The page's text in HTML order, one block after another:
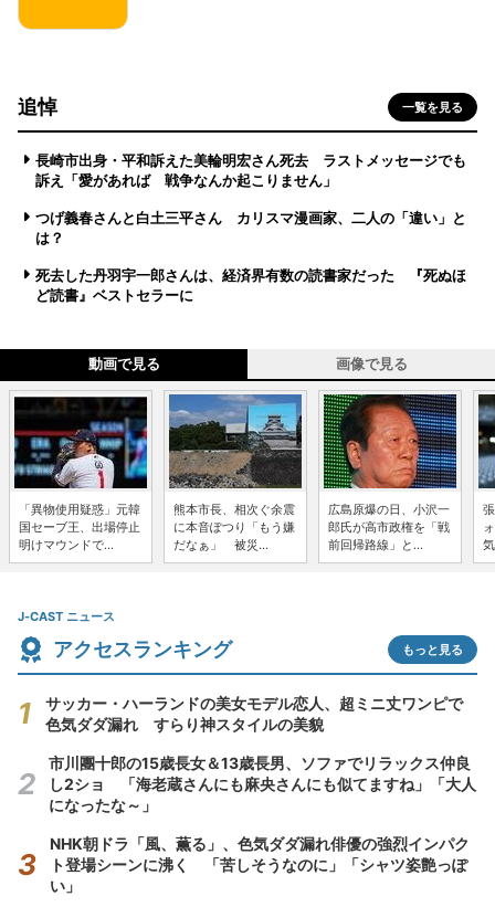
追悼 一覧を見る
長崎市出身・平和訴えた美輪明宏さん死去 ラストメッセージでも
訴え「愛があれば 戦争なんか起こりません」
つげ義春さんと白土三平さん カリスマ漫画家、二人の「違い」と
は？
死去した丹羽宇一郎さんは、経済界有数の読書家だった 『死ぬほ
ど読書』ベストセラーに
動画で見る 画像で見る
「異物使用疑惑」元韓
国セーブ王、出場停止
明けマウンドで...
熊本市長、相次ぐ余震
に本音ぽつり「もう嫌
だなぁ」 被災...
広島原爆の日、小沢一
郎氏が高市政権を「戦
前回帰路線」と...
J-CAST ニュース
アクセスランキング もっと見る
サッカー・ハーランドの美女モデル恋人、超ミニ丈ワンピで
色気ダダ漏れ すらり神スタイルの美貌
市川團十郎の15歳長女＆13歳長男、ソファでリラックス仲良
し2ショ 「海老蔵さんにも麻央さんにも似てますね」「大人
になったな～」
NHK朝ドラ「風、薫る」、色気ダダ漏れ俳優の強烈インパク
ト登場シーンに沸く 「苦しそうなのに」「シャツ姿艶っぽ
い」